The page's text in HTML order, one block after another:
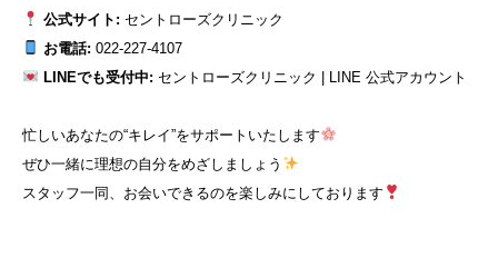
公式サイト: セントローズクリニック
お電話: 022-227-4107
LINEでも受付中: セントローズクリニック | LINE 公式アカウント
忙しいあなたの“キレイ”をサポートいたします
ぜひ一緒に理想の自分をめざしましょう
スタッフ一同、お会いできるのを楽しみにしております